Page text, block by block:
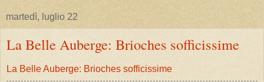
martedì, luglio 22
La Belle Auberge: Brioches sofficissime
La Belle Auberge: Brioches sofficissime